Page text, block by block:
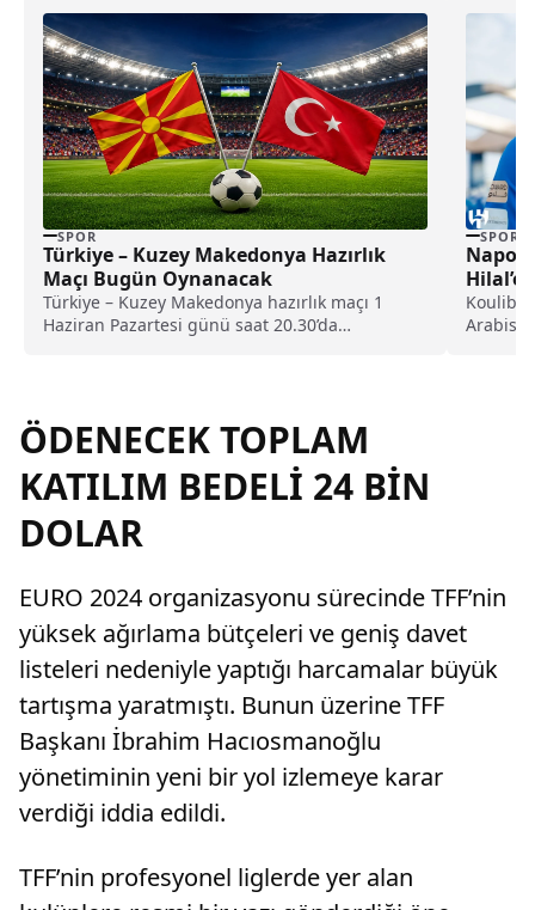
SPOR
Türkiye – Kuzey Makedonya Hazırlık
Maçı Bugün Oynanacak
Türkiye – Kuzey Makedonya hazırlık maçı 1
Haziran Pazartesi günü saat 20.30’da
SPOR
Hilal’e
ÖDENECEK TOPLAM
KATILIM BEDELİ 24 BİN
DOLAR
EURO 2024 organizasyonu sürecinde TFF’nin
yüksek ağırlama bütçeleri ve geniş davet
listeleri nedeniyle yaptığı harcamalar büyük
tartışma yaratmıştı. Bunun üzerine TFF
Başkanı İbrahim Hacıosmanoğlu
yönetiminin yeni bir yol izlemeye karar
verdiği iddia edildi.
TFF’nin profesyonel liglerde yer alan